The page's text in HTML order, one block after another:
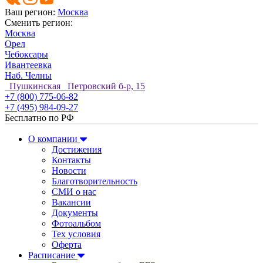
Ваш регион: Москва
Сменить регион:
Москва
Орел
Чебоксары
Ивантеевка
Наб. Челны
Пушкинская Петровский б-р, 15
+7 (800) 775-06-82
+7 (495) 984-09-27
Бесплатно по РФ
О компании
Достижения
Контакты
Новости
Благотворительность
СМИ о нас
Вакансии
Документы
Фотоальбом
Тех условия
Оферта
Расписание